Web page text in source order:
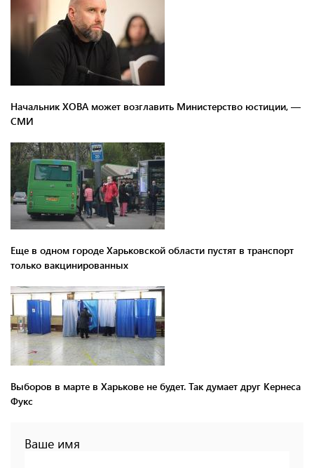
Начальник ХОВА может возглавить Министерство юстиции, —
СМИ
Еще в одном городе Харьковской области пустят в транспорт
только вакцинированных
Выборов в марте в Харькове не будет. Так думает друг Кернеса
Фукс
Ваше имя